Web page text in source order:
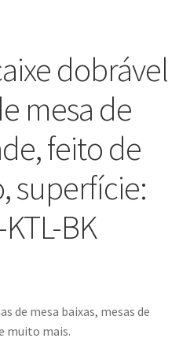
dobrável
mesa de
feito de
superfície:
BK
de mesa baixas, mesas de
muito mais.